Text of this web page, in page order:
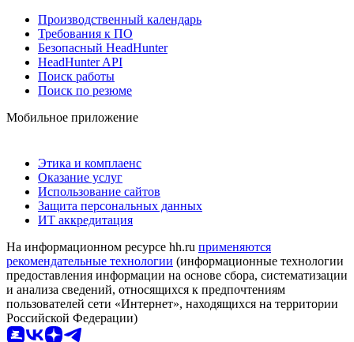
Производственный календарь
Требования к ПО
Безопасный HeadHunter
HeadHunter API
Поиск работы
Поиск по резюме
Мобильное приложение
Этика и комплаенс
Оказание услуг
Использование сайтов
Защита персональных данных
ИТ аккредитация
На информационном ресурсе hh.ru применяются
рекомендательные технологии (информационные технологии
предоставления информации на основе сбора, систематизации
и анализа сведений, относящихся к предпочтениям
пользователей сети «Интернет», находящихся на территории
Российской Федерации)